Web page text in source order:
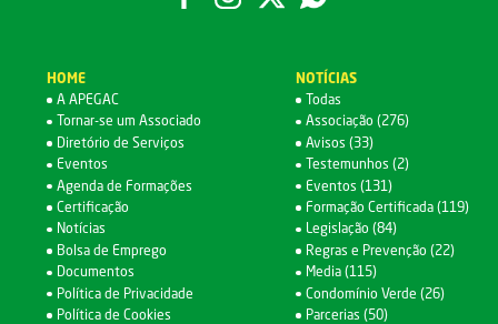
HOME
A APEGAC
Tornar-se um Associado
Diretório de Serviços
Eventos
Agenda de Formações
Certificação
Notícias
Bolsa de Emprego
Documentos
Política de Privacidade
Política de Cookies
NOTÍCIAS
Todas
Associação (276)
Avisos (33)
Testemunhos (2)
Eventos (131)
Formação Certificada (119)
Legislação (84)
Regras e Prevenção (22)
Media (115)
Condomínio Verde (26)
Parcerias (50)